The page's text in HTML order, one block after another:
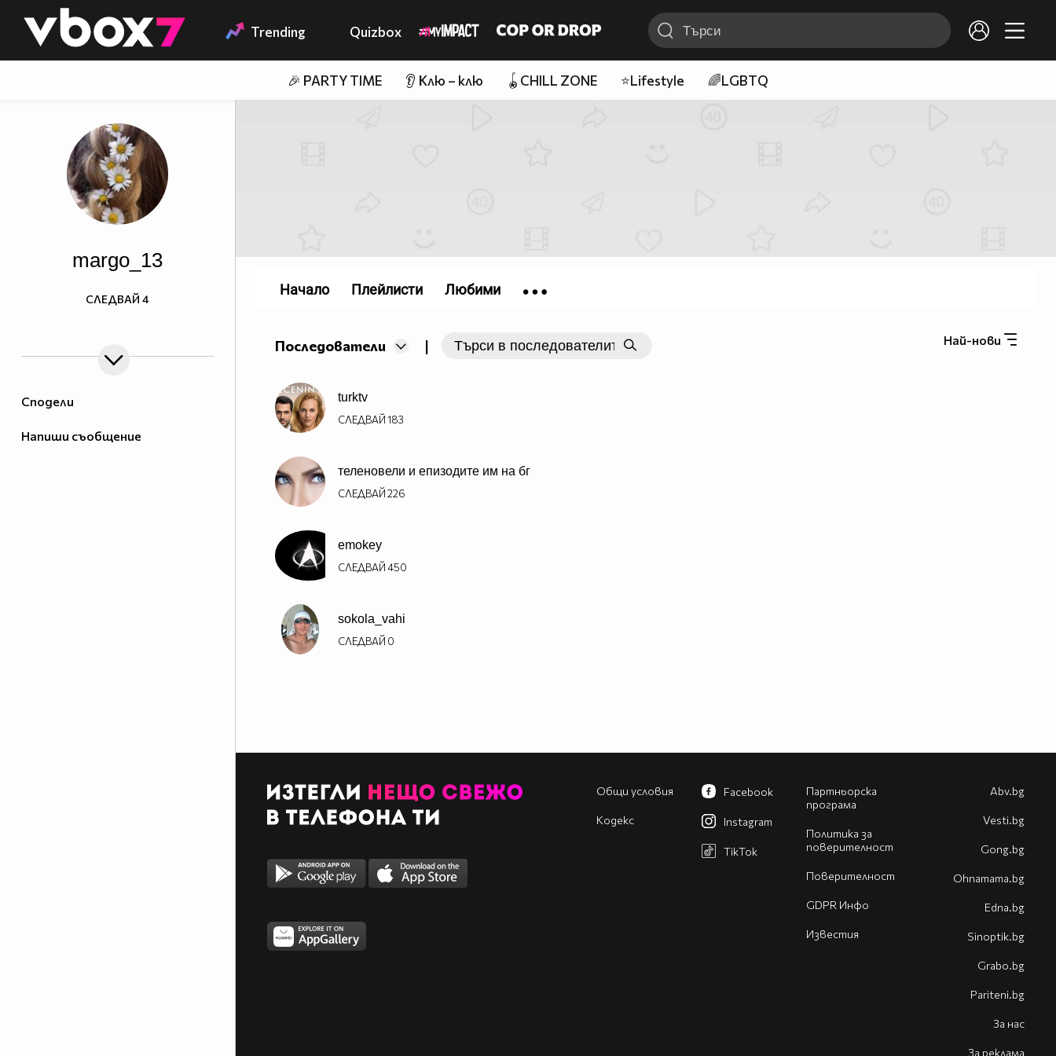
👾 Trending Quizbox
🎉 PARTY TIME 👂 Клю – клю 🪀CHILL ZONE ⭐Lifestyle 🌈LGBTQ
Сподели
Напиши съобщение
margo_13
СЛЕДВАЙ 4
Последователи | Най-нови
turktv
СЛЕДВАЙ183
теленовели и епизодите им на бг
СЛЕДВАЙ226
emokey
СЛЕДВАЙ450
sokola_vahi
СЛЕДВАЙ 0
Начало Плейлисти Любими
Общи условия
Кодекс
Партньорска
програма
Политика за
поверителност
Поверителност
GDPR Инфо
Известия
Facebook
Instagram
TikTok
Abv.bg
Vesti.bg
Gong.bg
Оhnamama.bg
Edna.bg
Sinoptik.bg
Grabo.bg
Pariteni.bg
За нас
За реклама